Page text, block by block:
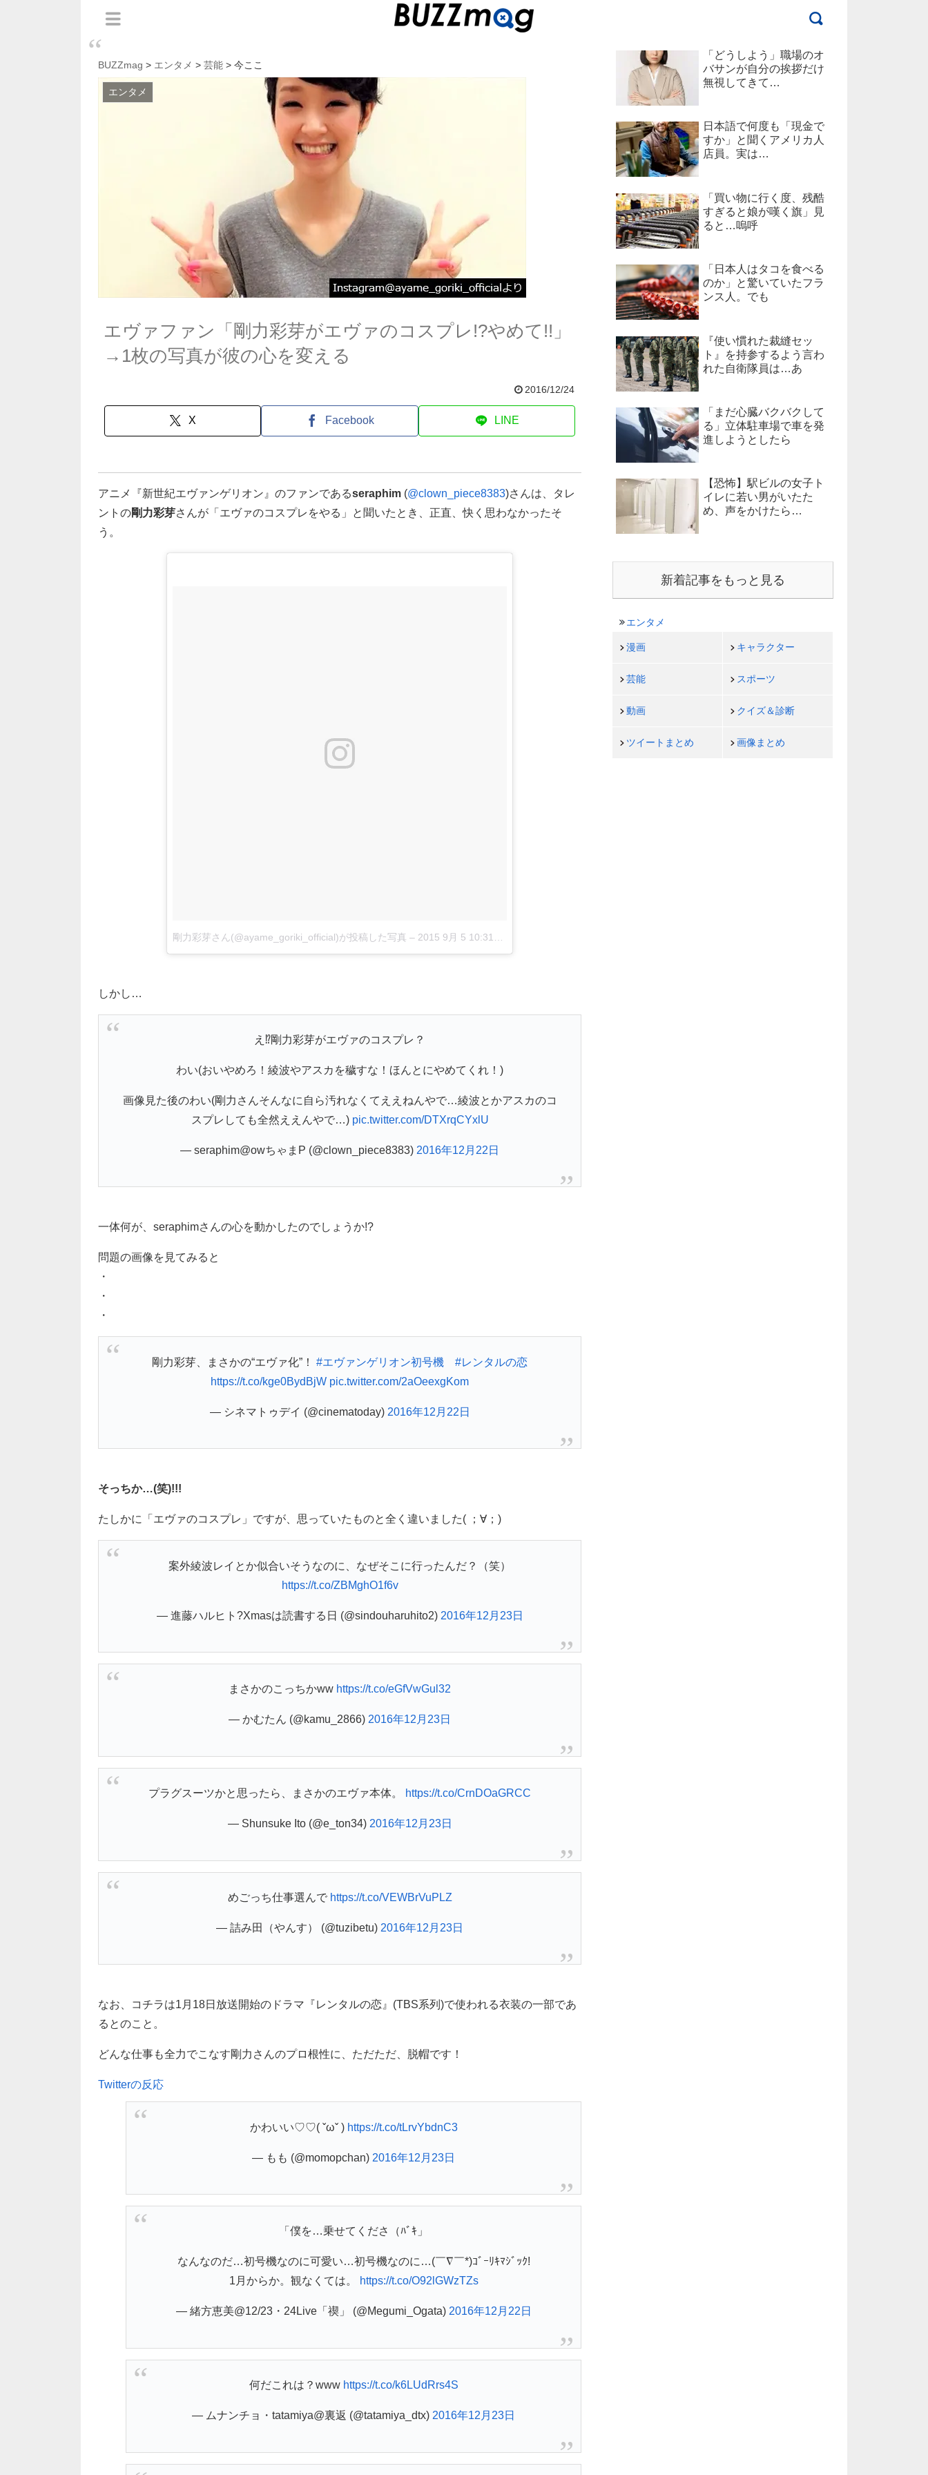
BUZZmag > エンタメ > 芸能 > 今ここ
エンタメ
エヴァファン「剛力彩芽がエヴァのコスプレ!?やめて!!」
→1枚の写真が彼の心を変える
2016/12/24
X Facebook LINE
アニメ『新世紀エヴァンゲリオン』のファンであるseraphim (@clown_piece8383)さんは、タレ
ントの剛力彩芽さんが「エヴァのコスプレをやる」と聞いたとき、正直、快く思わなかったそ
う。
剛力彩芽さん(@ayame_goriki_official)が投稿した写真 – 2015 9月 5 10:31午後 PDT
しかし…
え⁉︎剛力彩芽がエヴァのコスプレ？
わい(おいやめろ！綾波やアスカを穢すな！ほんとにやめてくれ！)
画像見た後のわい(剛力さんそんなに自ら汚れなくてええねんやで…綾波とかアスカのコ
スプレしても全然ええんやで…) pic.twitter.com/DTXrqCYxlU
— seraphim@owちゃまP (@clown_piece8383) 2016年12月22日
一体何が、seraphimさんの心を動かしたのでしょうか!?
問題の画像を見てみると
・
・
・
剛力彩芽、まさかの“エヴァ化”！ #エヴァンゲリオン初号機
#レンタルの恋
https://t.co/kge0BydBjW pic.twitter.com/2aOeexgKom
— シネマトゥデイ (@cinematoday) 2016年12月22日
そっちか…(笑)!!!
たしかに「エヴァのコスプレ」ですが、思っていたものと全く違いました( ；∀；)
案外綾波レイとか似合いそうなのに、なぜそこに行ったんだ？（笑）
https://t.co/ZBMghO1f6v
— 進藤ハルヒト?Xmasは読書する日 (@sindouharuhito2) 2016年12月23日
まさかのこっちかww https://t.co/eGfVwGul32
— かむたん (@kamu_2866) 2016年12月23日
プラグスーツかと思ったら、まさかのエヴァ本体。 https://t.co/CrnDOaGRCC
— Shunsuke Ito (@e_ton34) 2016年12月23日
めごっち仕事選んで https://t.co/VEWBrVuPLZ
— 詰み田（やんす） (@tuzibetu) 2016年12月23日
なお、コチラは1月18日放送開始のドラマ『レンタルの恋』(TBS系列)で使われる衣装の一部であ
るとのこと。
どんな仕事も全力でこなす剛力さんのプロ根性に、ただただ、脱帽です！
Twitterの反応
かわいい♡♡( ˇωˇ ) https://t.co/tLrvYbdnC3
— もも (@momopchan) 2016年12月23日
「僕を…乗せてくださ（ﾊﾞｷ」
なんなのだ…初号機なのに可愛い…初号機なのに…(￣∇￣*)ｺﾞｰﾘｷﾏｼﾞｯｸ!
1月からか。観なくては。
https://t.co/O92lGWzTZs
— 緒方恵美@12/23・24Live「禊」 (@Megumi_Ogata) 2016年12月22日
何だこれは？www https://t.co/k6LUdRrs4S
— ムナンチョ・tatamiya@裏返 (@tatamiya_dtx) 2016年12月23日
「どうしよう」職場のオ
バサンが自分の挨拶だけ
無視してきて…
日本語で何度も「現金で
すか」と聞くアメリカ人
店員。実は…
「買い物に行く度、残酷
すぎると娘が嘆く旗」見
ると…嗚呼
「日本人はタコを食べる
のか」と驚いていたフラ
ンス人。でも
『使い慣れた裁縫セッ
ト』を持参するよう言わ
れた自衛隊員は…あ
「まだ心臓バクバクして
る」立体駐車場で車を発
進しようとしたら
【恐怖】駅ビルの女子ト
イレに若い男がいたた
め、声をかけたら…
新着記事をもっと見る
エンタメ
漫画 キャラクター
芸能 スポーツ
動画 クイズ＆診断
ツイートまとめ 画像まとめ